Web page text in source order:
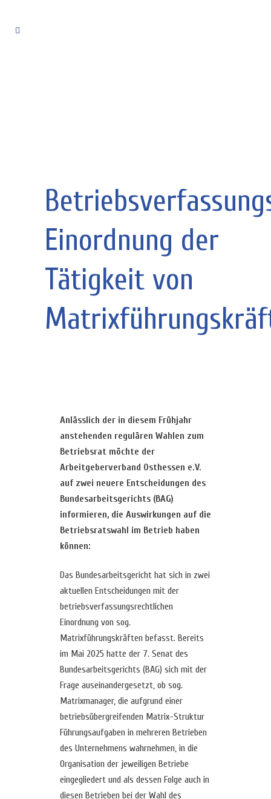
Einordnung der
Tätigkeit von
Anlässlich der in diesem Frühjahr
anstehenden regulären Wahlen zum
Betriebsrat möchte der
Arbeitgeberverband Osthessen e.V.
auf zwei neuere Entscheidungen des
Bundesarbeitsgerichts (BAG)
informieren, die Auswirkungen auf die
Betriebsratswahl im Betrieb haben
können:
Das Bundesarbeitsgericht hat sich in zwei
aktuellen Entscheidungen mit der
betriebsverfassungsrechtlichen
Einordnung von sog.
Matrixführungskräften befasst. Bereits
im Mai 2025 hatte der 7. Senat des
Bundesarbeitsgerichts (BAG) sich mit der
Frage auseinandergesetzt, ob sog.
Matrixmanager, die aufgrund einer
betriebsübergreifenden Matrix-Struktur
Führungsaufgaben in mehreren Betrieben
des Unternehmens wahrnehmen, in die
Organisation der jeweiligen Betriebe
eingegliedert und als dessen Folge auch in
diesen Betrieben bei der Wahl des